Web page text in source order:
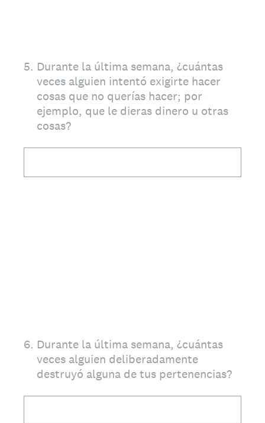
5. Durante la última semana, ¿cuántas
veces alguien intentó exigirte hacer
cosas que no querías hacer; por
ejemplo, que le dieras dinero u otras
cosas?
6. Durante la última semana, ¿cuántas
veces alguien deliberadamente
destruyó alguna de tus pertenencias?